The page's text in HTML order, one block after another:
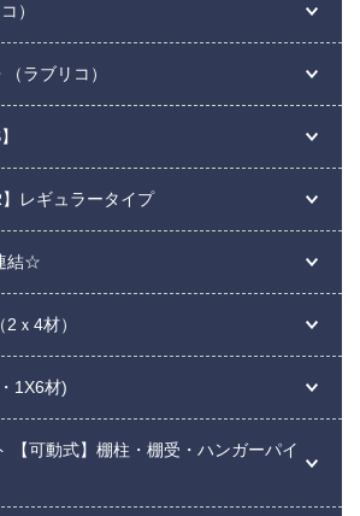
）
ラブリコ）
レギュラータイプ
結☆
ｘ4材）
1X6材)
【可動式】棚柱・棚受・ハンガーパイ